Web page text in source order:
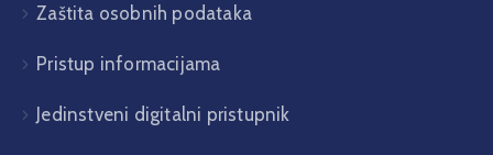
Zaštita osobnih podataka
Pristup informacijama
Jedinstveni digitalni pristupnik